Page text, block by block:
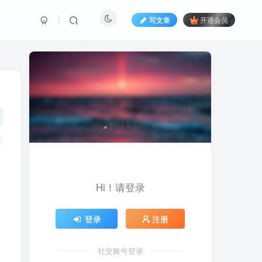
写文章 开通会员
Hi！请登录
登录 注册
社交账号登录